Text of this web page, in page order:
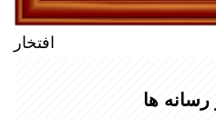
افتخار
رسانه ها